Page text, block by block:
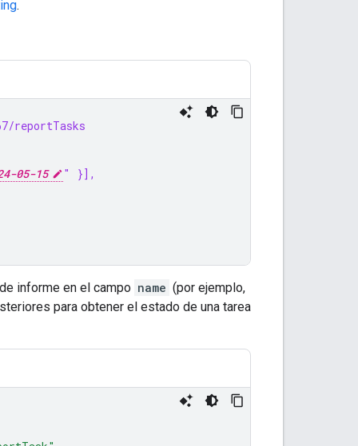
.
reportTasks
05-15
" }],
informe en el campo name (por ejemplo,
para obtener el estado de una tarea